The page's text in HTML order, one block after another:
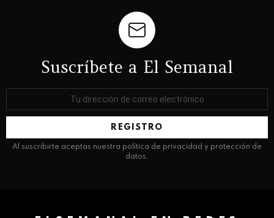
Suscríbete a El Semanal
Al suscribirte aceptas nuestra política de privacidad y protección de
datos.